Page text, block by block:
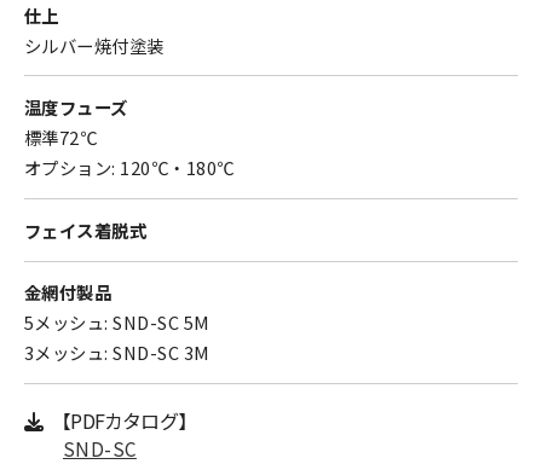
仕上
シルバー焼付塗装
温度フューズ
標準72℃
オプション: 120℃・180℃
フェイス着脱式
金網付製品
5メッシュ: SND-SC 5M
3メッシュ: SND-SC 3M
【PDFカタログ】
SND-SC